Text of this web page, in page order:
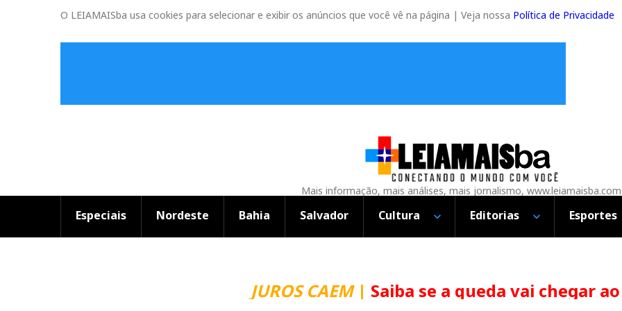
O LEIAMAISba usa cookies para selecionar e exibir os anúncios que você vê na página | Veja nossa Política de Privacidade
Mais informação, mais análises, mais jornalismo,
Especiais Nordeste Bahia Salvador Cultura Editorias Esportes
JUROS CAEM| Saiba se a queda vai chegar ao